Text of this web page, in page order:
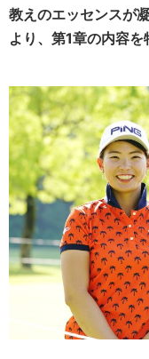
教えのエッセンスが
より、第1章の内容を